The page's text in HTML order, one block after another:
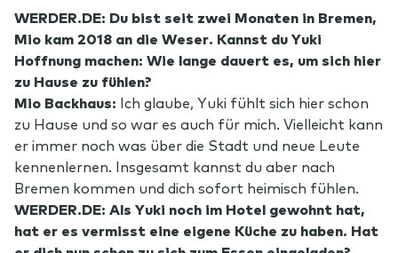
WERDER.DE: Du bist seit zwei Monaten in Bremen,
Mio kam 2018 an die Weser. Kannst du Yuki
Hoffnung machen: Wie lange dauert es, um sich hier
zu Hause zu fühlen?
Mio Backhaus: Ich glaube, Yuki fühlt sich hier schon
zu Hause und so war es auch für mich. Vielleicht kann
er immer noch was über die Stadt und neue Leute
kennenlernen. Insgesamt kannst du aber nach
Bremen kommen und dich sofort heimisch fühlen.
WERDER.DE: Als Yuki noch im Hotel gewohnt hat,
hat er es vermisst eine eigene Küche zu haben. Hat